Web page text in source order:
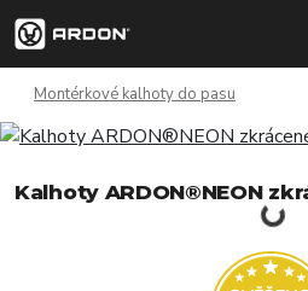
Montérkové kalhoty do pasu
Kalhoty ARDON®NEON